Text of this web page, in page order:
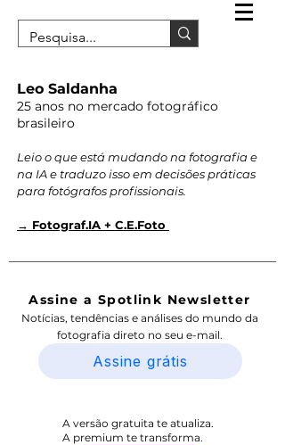
Leo Saldanha
25 anos no mercado fotográfico
brasileiro
Leio o que está mudando na fotografia e
na IA e traduzo isso em decisões práticas
para fotógrafos profissionais.
→ Fotograf.IA + C.E.Foto
Assine a Spotlink Newsletter
Notícias, tendências e análises do mundo da
fotografia direto no seu e-mail.
Assine grátis
A versão gratuita te atualiza.
A premium te transforma.